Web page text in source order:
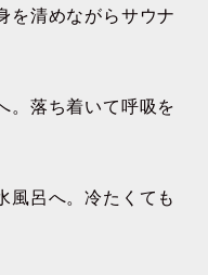
を清めながらサウナ
。落ち着いて呼吸を
風呂へ。冷たくても